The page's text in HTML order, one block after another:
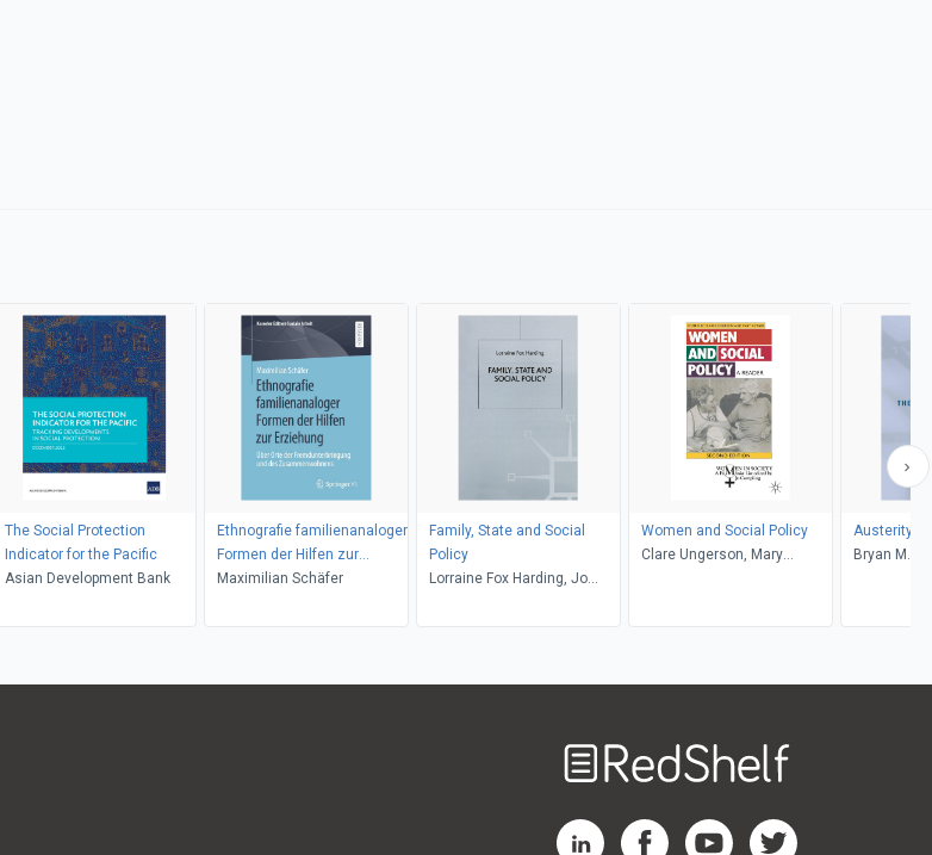
The Social Protection
Indicator for the Pacific
Asian Development Bank
Ethnografie familienanaloger
Formen der Hilfen zur
Erziehung
Maximilian Schäfer
Family, State and Social
Policy
Lorraine Fox Harding, Jo
Women and Social Policy
Clare Ungerson, Mary
Austerity
Bryan M. Evans, Stephen
RedShelf LinkedIn Page
RedShelf Facebook Page
RedShelf YouTube Page
RedShelf Twitter